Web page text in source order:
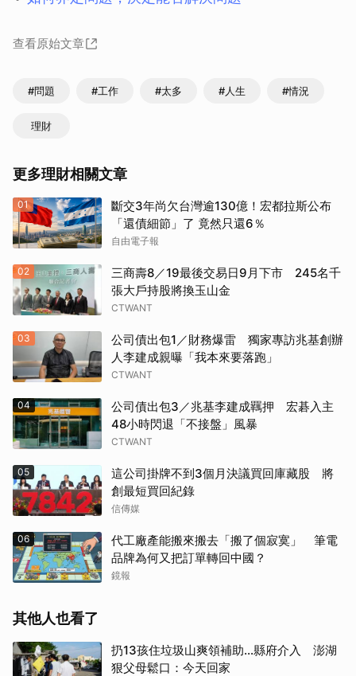
查看原始文章
#問題 #工作 #太多 #人生 #情況
理財
更多理財相關文章
01
斷交3年尚欠台灣逾130億！宏都拉斯公布
「還債細節」了 竟然只還6％
自由電子報
02
三商壽8／19最後交易日9月下市 245名千
張大戶持股將換玉山金
CTWANT
03
公司債出包1／財務爆雷 獨家專訪兆基創辦
人李建成親曝「我本來要落跑」
CTWANT
04
公司債出包3／兆基李建成羈押 宏碁入主
48小時閃退「不接盤」風暴
CTWANT
05
這公司掛牌不到3個月決議買回庫藏股 將
創最短買回紀錄
信傳媒
06
代工廠產能搬來搬去「搬了個寂寞」 筆電
品牌為何又把訂單轉回中國？
鏡報
其他人也看了
扔13孩住垃圾山爽領補助…縣府介入 澎湖
狠父母鬆口：今天回家